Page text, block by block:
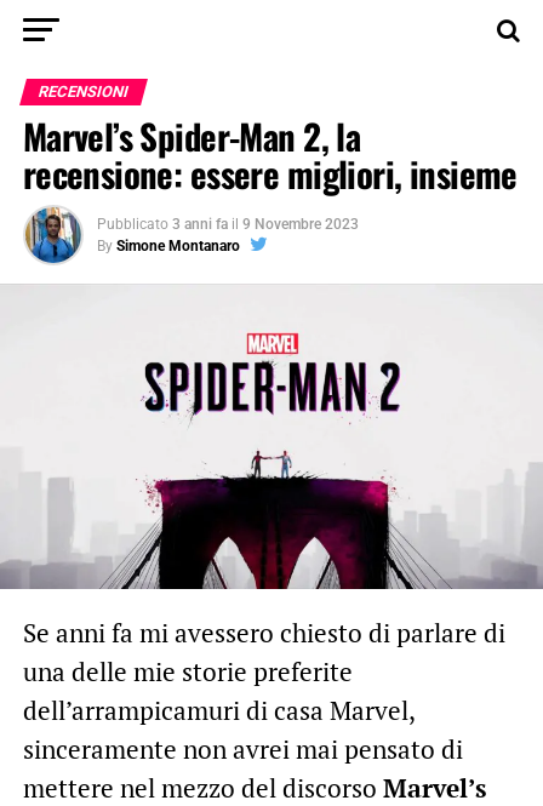
RECENSIONI
Marvel’s Spider-Man 2, la
recensione: essere migliori, insieme
Pubblicato 3 anni fa il 9 Novembre 2023
By Simone Montanaro
Se anni fa mi avessero chiesto di parlare di
una delle mie storie preferite
dell’arrampicamuri di casa Marvel,
sinceramente non avrei mai pensato di
mettere nel mezzo del discorso Marvel’s